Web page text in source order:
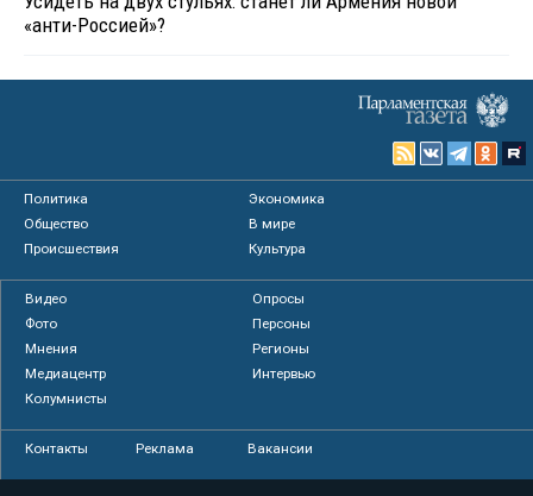
«анти-Россией»?
Политика
Экономика
Общество
В мире
Происшествия
Культура
Видео
Опросы
Фото
Персоны
Мнения
Регионы
Медиацентр
Интервью
Колумнисты
Контакты Реклама Вакансии